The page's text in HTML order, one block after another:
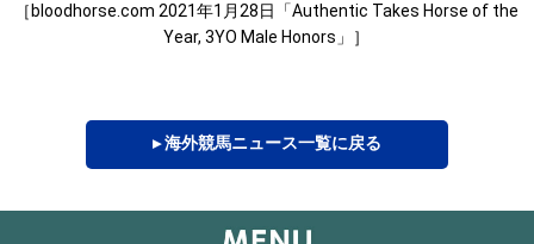
［bloodhorse.com 2021年1月28日「Authentic Takes Horse of the
Year, 3YO Male Honors」］
▸ 海外競馬ニュース一覧に戻る